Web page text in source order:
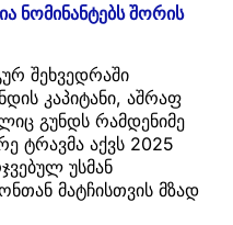
ნომინანტებს შორის
შეხვედრაში
კაპიტანი, აშრაფ
გუნდს რამდენიმე
ტრავმა აქვს 2025
უსმან
მატჩისთვის მზად